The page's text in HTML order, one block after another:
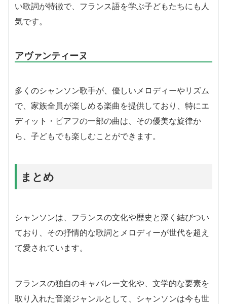
い歌詞が特徴で、フランス語を学ぶ子どもたちにも人
気です。
アヴァンティーヌ
多くのシャンソン歌手が、優しいメロディーやリズム
で、家族全員が楽しめる楽曲を提供しており、特にエ
ディット・ピアフの一部の曲は、その優美な旋律か
ら、子どもでも楽しむことができます。
まとめ
シャンソンは、フランスの文化や歴史と深く結びつい
ており、その抒情的な歌詞とメロディーが世代を超え
て愛されています。
フランスの独自のキャバレー文化や、文学的な要素を
取り入れた音楽ジャンルとして、シャンソンは今も世